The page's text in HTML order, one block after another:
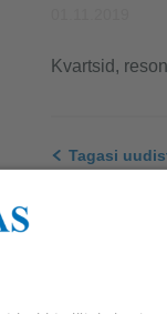
Kvartsid,
Tagasi